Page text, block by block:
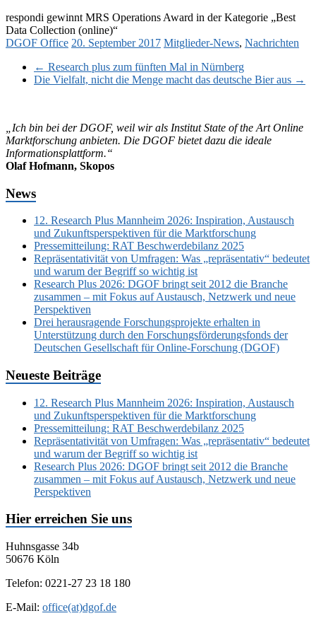
respondi gewinnt MRS Operations Award in der Kategorie „Best
Data Collection (online)“
DGOF Office 20. September 2017 Mitglieder-News, Nachrichten
← Research plus zum fünften Mal in Nürnberg
Die Vielfalt, nicht die Menge macht das deutsche Bier aus →
„Ich bin bei der DGOF, weil wir als Institut State of the Art Online
Marktforschung anbieten. Die DGOF bietet dazu die ideale
Informationsplattform.“
Olaf Hofmann, Skopos
News
12. Research Plus Mannheim 2026: Inspiration, Austausch
und Zukunftsperspektiven für die Marktforschung
Pressemitteilung: RAT Beschwerdebilanz 2025
Repräsentativität von Umfragen: Was „repräsentativ“ bedeutet
und warum der Begriff so wichtig ist
Research Plus 2026: DGOF bringt seit 2012 die Branche
zusammen – mit Fokus auf Austausch, Netzwerk und neue
Perspektiven
Drei herausragende Forschungsprojekte erhalten in
Unterstützung durch den Forschungsförderungsfonds der
Deutschen Gesellschaft für Online-Forschung (DGOF)
Neueste Beiträge
12. Research Plus Mannheim 2026: Inspiration, Austausch
und Zukunftsperspektiven für die Marktforschung
Pressemitteilung: RAT Beschwerdebilanz 2025
Repräsentativität von Umfragen: Was „repräsentativ“ bedeutet
und warum der Begriff so wichtig ist
Research Plus 2026: DGOF bringt seit 2012 die Branche
zusammen – mit Fokus auf Austausch, Netzwerk und neue
Perspektiven
Hier erreichen Sie uns
Huhnsgasse 34b
50676 Köln
Telefon: 0221-27 23 18 180
E-Mail: office(at)dgof.de